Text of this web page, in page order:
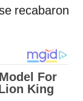
recabaron